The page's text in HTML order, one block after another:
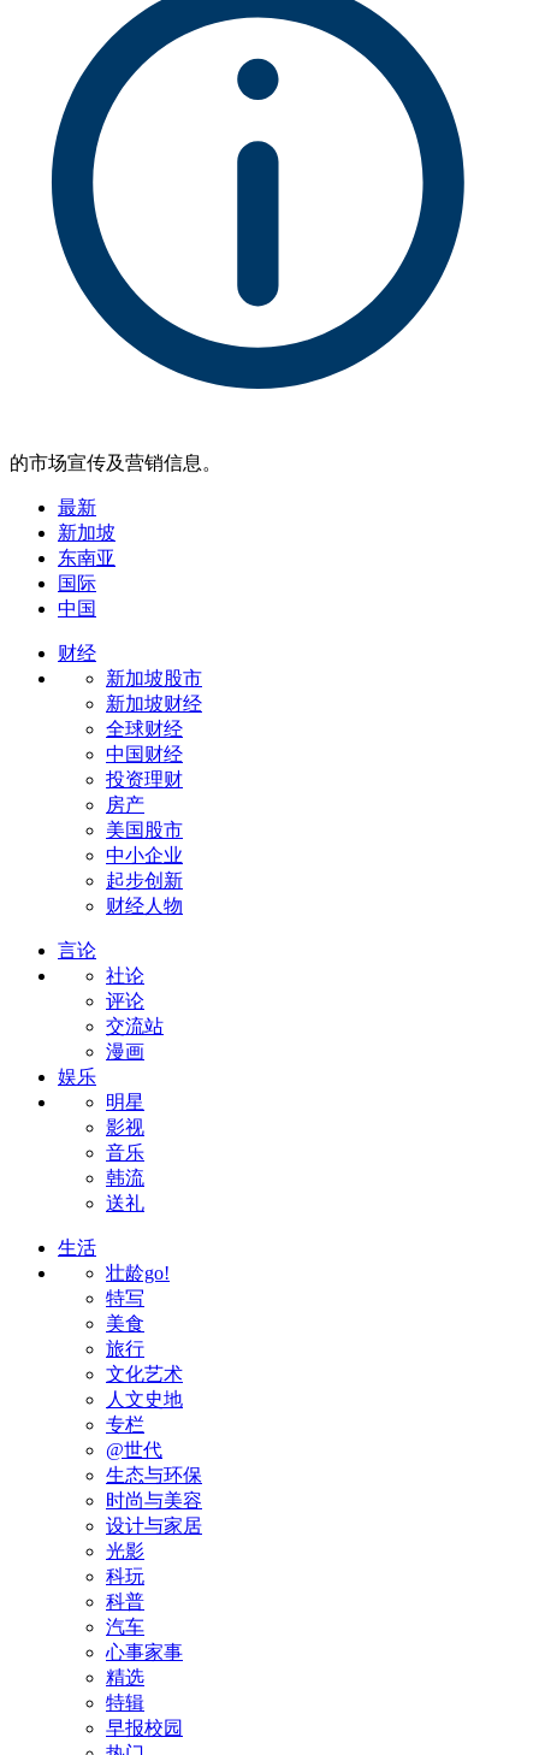
的市场宣传及营销信息。
最新
新加坡
东南亚
国际
中国
财经
新加坡股市
新加坡财经
全球财经
中国财经
投资理财
房产
美国股市
中小企业
起步创新
财经人物
言论
社论
评论
交流站
漫画
娱乐
明星
影视
音乐
韩流
送礼
生活
壮龄go!
特写
美食
旅行
文化艺术
人文史地
专栏
@世代
生态与环保
时尚与美容
设计与家居
光影
科玩
科普
汽车
心事家事
精选
特辑
早报校园